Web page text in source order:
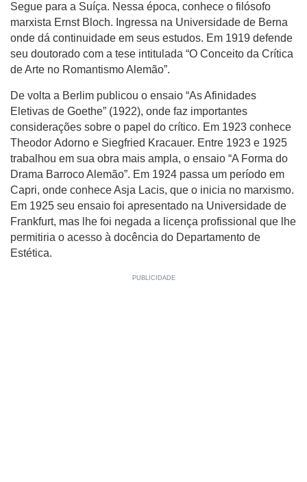
Segue para a Suíça. Nessa época, conhece o filósofo
marxista Ernst Bloch. Ingressa na Universidade de Berna
onde dá continuidade em seus estudos. Em 1919 defende
seu doutorado com a tese intitulada “O Conceito da Crítica
de Arte no Romantismo Alemão”.
De volta a Berlim publicou o ensaio “As Afinidades
Eletivas de Goethe” (1922), onde faz importantes
considerações sobre o papel do crítico. Em 1923 conhece
Theodor Adorno e Siegfried Kracauer. Entre 1923 e 1925
trabalhou em sua obra mais ampla, o ensaio “A Forma do
Drama Barroco Alemão”. Em 1924 passa um período em
Capri, onde conhece Asja Lacis, que o inicia no marxismo.
Em 1925 seu ensaio foi apresentado na Universidade de
Frankfurt, mas lhe foi negada a licença profissional que lhe
permitiria o acesso à docência do Departamento de
Estética.